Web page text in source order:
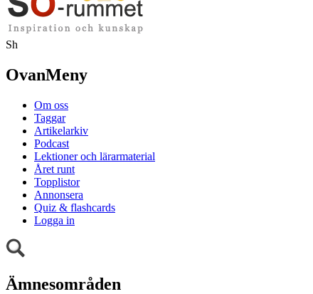
Sh
OvanMeny
Om oss
Taggar
Artikelarkiv
Podcast
Lektioner och lärarmaterial
Året runt
Topplistor
Annonsera
Quiz & flashcards
Logga in
Ämnesområden